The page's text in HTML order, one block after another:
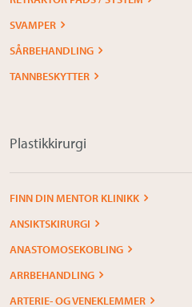
SVAMPER
SÅRBEHANDLING
TANNBESKYTTER
Plastikkirurgi
FINN DIN MENTOR KLINIKK
ANSIKTSKIRURGI
ANASTOMOSEKOBLING
ARRBEHANDLING
ARTERIE- OG VENEKLEMMER